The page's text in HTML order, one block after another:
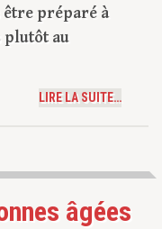
être préparé à
plutôt au
LIRE LA SUITE…
âgées